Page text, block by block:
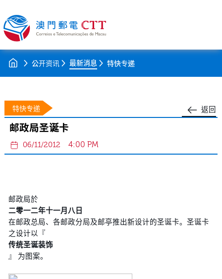
公开资讯 最新消息 特快专递
返回
特快专递
邮政局圣诞卡
06/11/2012 4:00 PM
邮政局於
二零一二年十一月八日
在邮政总局、各邮政分局及邮亭推出新设计的圣诞卡。圣诞卡
之设计以『
传统圣诞装饰
』 为图案。